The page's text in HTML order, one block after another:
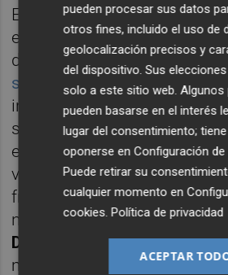
El número dos de la lista
exconseller González Pons,
demostrar que es un orador
sus razones para votar al PP
intentos anexionistas de
salida de la crisis y no
el PSOE- de la misma,
valenciana y el orgullo de
frente al autoodio. Además,
novedad: el ataque a la líder
Díez
. Un indicativo de que
magenta preocupa en estos
pueden procesar sus datos
otros fines, incluido el uso de
geolocalización precisos y
del dispositivo. Sus
solo a este sitio web. Algunos
pueden basarse en el interés
lugar del consentimiento;
oponerse enConfiguración de
Puede retirar su
cualquier momento en
cookies .Política de privacidad
ACEPTAR